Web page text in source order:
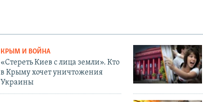
КРЫМ И ВОЙНА
«Стереть Киев с лица земли». Кто
в Крыму хочет уничтожения
Украины